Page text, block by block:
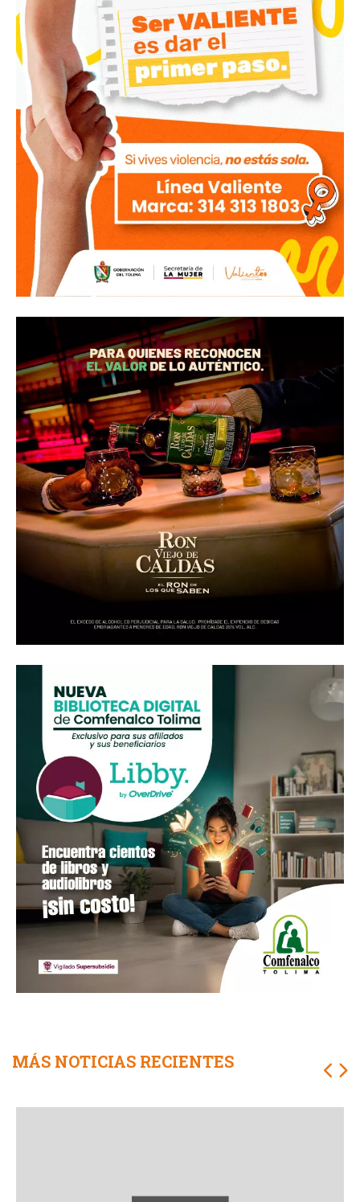
MÁS NOTICIAS RECIENTES